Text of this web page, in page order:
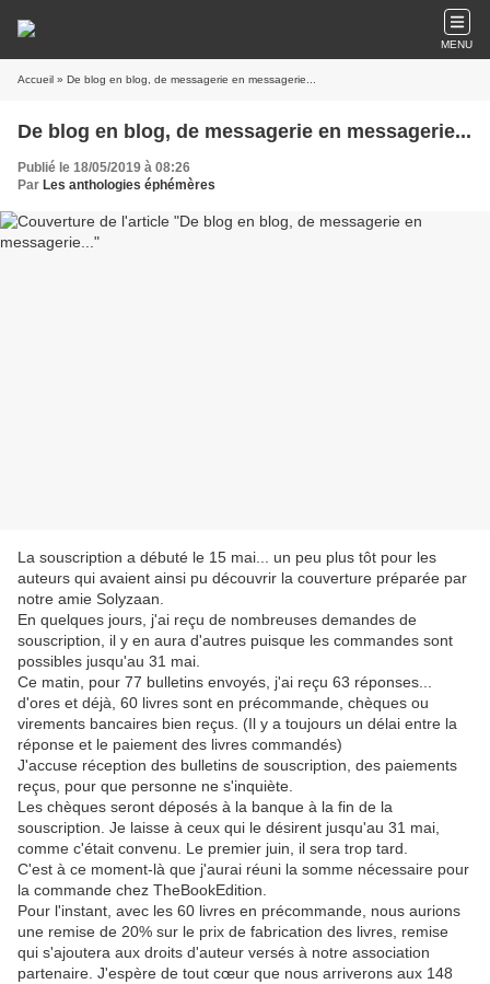
MENU
Accueil » De blog en blog, de messagerie en messagerie...
De blog en blog, de messagerie en messagerie...
Publié le 18/05/2019 à 08:26
Par Les anthologies éphémères
La souscription a débuté le 15 mai... un peu plus tôt pour les
auteurs qui avaient ainsi pu découvrir la couverture préparée par
notre amie Solyzaan.
En quelques jours, j'ai reçu de nombreuses demandes de
souscription, il y en aura d'autres puisque les commandes sont
possibles jusqu'au 31 mai.
Ce matin, pour 77 bulletins envoyés, j'ai reçu 63 réponses...
d'ores et déjà, 60 livres sont en précommande, chèques ou
virements bancaires bien reçus. (Il y a toujours un délai entre la
réponse et le paiement des livres commandés)
J'accuse réception des bulletins de souscription, des paiements
reçus, pour que personne ne s'inquiète.
Les chèques seront déposés à la banque à la fin de la
souscription. Je laisse à ceux qui le désirent jusqu'au 31 mai,
comme c'était convenu. Le premier juin, il sera trop tard.
C'est à ce moment-là que j'aurai réuni la somme nécessaire pour
la commande chez TheBookEdition.
Pour l'instant, avec les 60 livres en précommande, nous aurions
une remise de 20% sur le prix de fabrication des livres, remise
qui s'ajoutera aux droits d'auteur versés à notre association
partenaire. J'espère de tout cœur que nous arriverons aux 148